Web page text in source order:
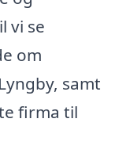
vi se
om
samt
firma til